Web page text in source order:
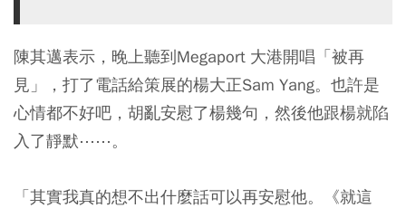
陳其邁表示，晚上聽到Megaport 大港開唱「被再
見」，打了電話給策展的楊大正Sam Yang。也許是
心情都不好吧，胡亂安慰了楊幾句，然後他跟楊就陷
入了靜默⋯⋯。
「其實我真的想不出什麼話可以再安慰他。《就這